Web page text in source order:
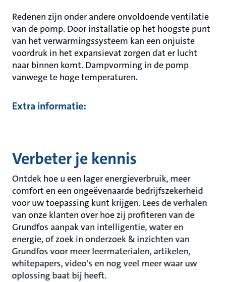
Redenen zijn onder andere onvoldoende ventilatie
van de pomp. Door installatie op het hoogste punt
van het verwarmingssysteem kan een onjuiste
voordruk in het expansievat zorgen dat er lucht
naar binnen komt. Dampvorming in de pomp
vanwege te hoge temperaturen.
Extra informatie:
Verbeter je kennis
Ontdek hoe u een lager energieverbruik, meer
comfort en een ongeëvenaarde bedrijfszekerheid
voor uw toepassing kunt krijgen. Lees de verhalen
van onze klanten over hoe zij profiteren van de
Grundfos aanpak van intelligentie, water en
energie, of zoek in onderzoek & inzichten van
Grundfos voor meer leermaterialen, artikelen,
whitepapers, video's en nog veel meer waar uw
oplossing baat bij heeft.